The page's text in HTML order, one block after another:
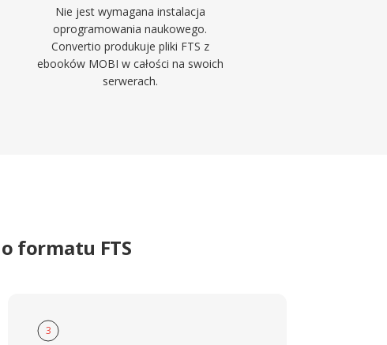
Nie jest wymagana instalacja
oprogramowania naukowego.
Convertio produkuje pliki FTS z
ebooków MOBI w całości na swoich
serwerach.
formatu FTS
3